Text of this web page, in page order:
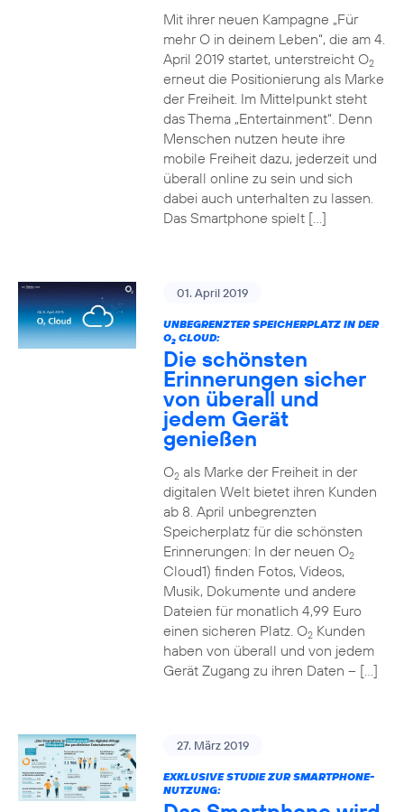
Mit ihrer neuen Kampagne „Für
mehr O in deinem Leben“, die am 4.
April 2019 startet, unterstreicht O2
erneut die Positionierung als Marke
der Freiheit. Im Mittelpunkt steht
das Thema „Entertainment“. Denn
Menschen nutzen heute ihre
mobile Freiheit dazu, jederzeit und
überall online zu sein und sich
dabei auch unterhalten zu lassen.
Das Smartphone spielt […]
01. April 2019
UNBEGRENZTER SPEICHERPLATZ IN DER
O2CLOUD:
Die schönsten
Erinnerungen sicher
von überall und
jedem Gerät
genießen
O2als Marke der Freiheit in der
digitalen Welt bietet ihren Kunden
ab 8. April unbegrenzten
Speicherplatz für die schönsten
Erinnerungen: In der neuen O2
Cloud1) finden Fotos, Videos,
Musik, Dokumente und andere
Dateien für monatlich 4,99 Euro
einen sicheren Platz. O2Kunden
haben von überall und von jedem
Gerät Zugang zu ihren Daten – […]
27. März 2019
EXKLUSIVE STUDIE ZUR SMARTPHONE-
NUTZUNG: